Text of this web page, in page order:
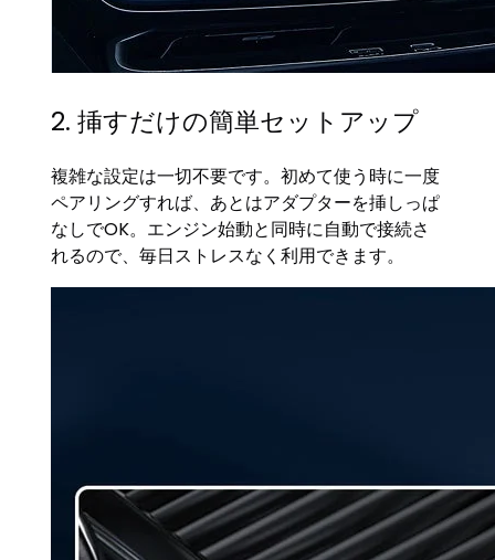
2. 挿すだけの簡単セットアップ
複雑な設定は一切不要です。初めて使う時に一度
ペアリングすれば、あとはアダプターを挿しっぱ
なしでOK。エンジン始動と同時に自動で接続さ
れるので、毎日ストレスなく利用できます。